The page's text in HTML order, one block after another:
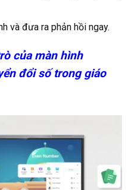
và đưa ra phản hồi ngay.
của màn hình
đổi số trong giáo